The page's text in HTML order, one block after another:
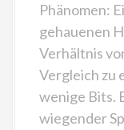
Phänomen:
gehauenen
Verhältnis
Vergleich zu
wenige Bits.
wiegender